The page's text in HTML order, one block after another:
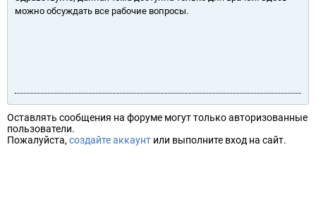
можно обсуждать все рабочие вопросы.
Оставлять сообщения на форуме могут только авторизованные
пользователи.
Пожалуйста, создайте аккаунт или выполните вход на сайт.